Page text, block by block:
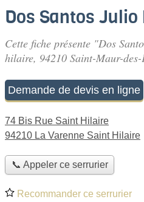
Dos Santos Julio
Cette fiche présente "Dos
hilaire, 94210 Saint-Maur-des-
Demande de devis en ligne
74 Bis Rue Saint Hilaire
94210 La Varenne Saint Hilaire
📞 Appeler ce serrurier
Recommander ce serrurier